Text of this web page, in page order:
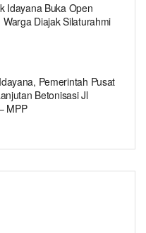
Idayana Buka Open
Diajak Silaturahmi
Pemerintah Pusat
Betonisasi Jl
MPP